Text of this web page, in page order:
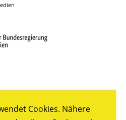
Cookies. Nähere